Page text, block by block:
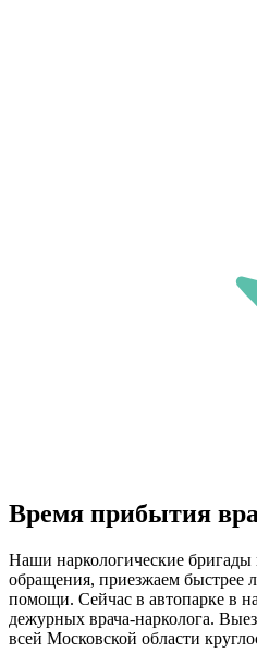
Время прибытия
Наши наркологические бригады
обращения, приезжаем быстрее
помощи. Сейчас в автопарке в
дежурных врача-нарколога.
всей Московской области